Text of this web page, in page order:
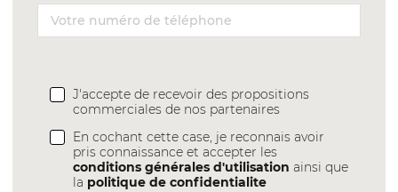
J'accepte de recevoir des propositions
commerciales de nos partenaires
En cochant cette case, je reconnais avoir
pris connaissance et accepter les
conditions générales d'utilisation ainsi que
la politique de confidentialite